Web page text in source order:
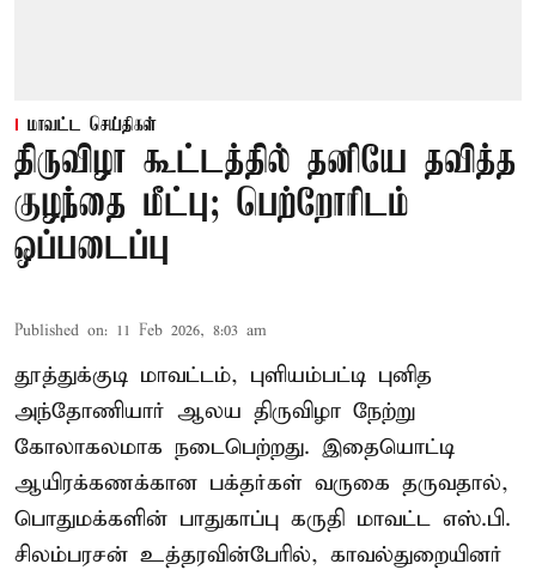
மாவட்ட செய்திகள்
திருவிழா கூட்டத்தில் தனியே தவித்த
குழந்தை மீட்பு; பெற்றோரிடம்
ஒப்படைப்பு
Published on: 11 Feb 2026, 8:03 am
தூத்துக்குடி மாவட்டம், புளியம்பட்டி புனித
அந்தோணியார் ஆலய திருவிழா நேற்று
கோலாகலமாக நடைபெற்றது. இதையொட்டி
ஆயிரக்கணக்கான பக்தர்கள் வருகை தருவதால்,
பொதுமக்களின் பாதுகாப்பு கருதி மாவட்ட எஸ்.பி.
சிலம்பரசன் உத்தரவின்பேரில், காவல்துறையினர்